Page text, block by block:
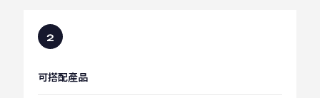
可搭配產品